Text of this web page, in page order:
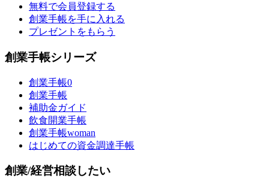
無料で会員登録する
創業手帳を手に入れる
プレゼントをもらう
創業手帳シリーズ
創業手帳0
創業手帳
補助金ガイド
飲食開業手帳
創業手帳woman
はじめての資金調達手帳
創業/経営相談したい